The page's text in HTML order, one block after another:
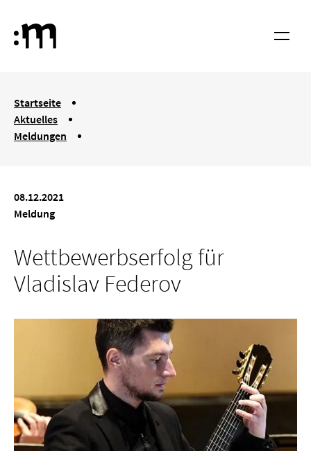
Hochschule für Musik und Tanz Köln Menü
You are here:
Startseite
Aktuelles
Meldungen
Wettbewerbserfolg für Vladislav Federov
08.12.2021
Meldung
Wettbewerbserfolg für
Vladislav Federov